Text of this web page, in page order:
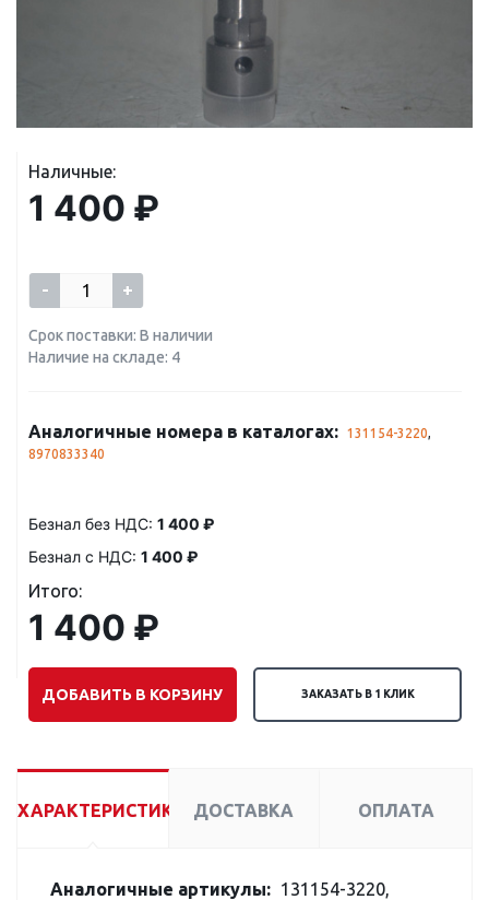
Наличные:
1 400 ₽
- +
Срок поставки: В наличии
Наличие на складе: 4
Аналогичные номера в каталогах: 131154-3220,
8970833340
Безнал без НДС: 1 400 ₽
Безнал с НДС: 1 400 ₽
Итого:
1 400 ₽
ДОБАВИТЬ В КОРЗИНУ ЗАКАЗАТЬ В 1 КЛИК
ХАРАКТЕРИСТИКИ ДОСТАВКА ОПЛАТА
Аналогичные артикулы: 131154-3220,